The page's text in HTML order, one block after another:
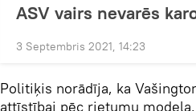
ASV vairs nevarēs
3 Septembris 2021, 14:23
Politiķis norādīja, ka
attīstībai pēc rietumu